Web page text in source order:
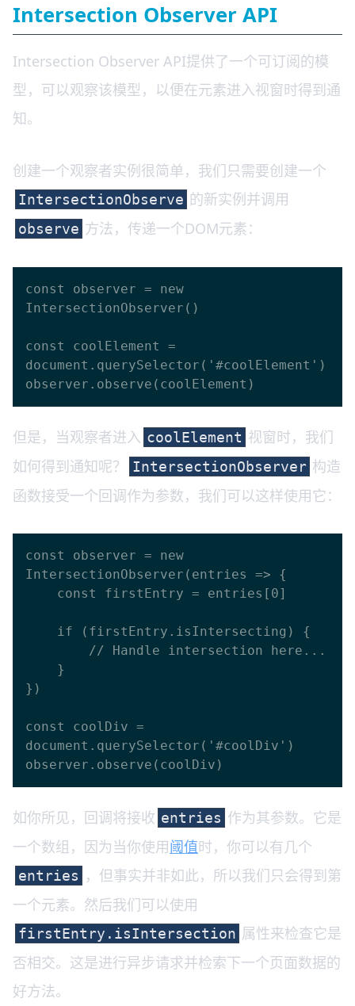
Intersection Observer API
Intersection Observer API提供了一个可订阅的模
型，可以观察该模型，以便在元素进入视窗时得到通
知。
创建一个观察者实例很简单，我们只需要创建一个
IntersectionObserve 的新实例并调用
observe 方法，传递一个DOM元素：
const observer = new
IntersectionObserver()
const coolElement =
document.querySelector('#coolElement')
但是，当观察者进入 coolElement 视窗时，我们
如何得到通知呢？
IntersectionObserver 构造
函数接受一个回调作为参数，我们可以这样使用它：
const observer = new
IntersectionObserver(entries => {
})
const coolDiv =
document.querySelector('#coolDiv')
如你所见，回调将接收 entries 作为其参数。它是
一个数组，因为当你使用阈值时，你可以有几个
entries ，但事实并非如此，所以我们只会得到第
一个元素。然后我们可以使用
firstEntry.isIntersection 属性来检查它是
否相交。这是进行异步请求并检索下一个页面数据的
好方法。